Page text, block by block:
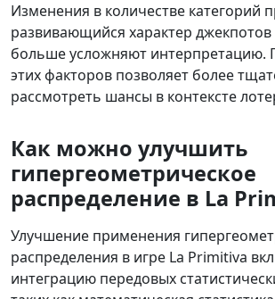
Изменения в количестве категорий
развивающийся характер
больше усложняют интерпретацию.
этих факторов позволяет более
рассмотреть шансы в контексте
Как можно улучшить
гипергеометрическое
распределение в La
Улучшение применения
распределения в игре La Primitiva
интеграцию передовых